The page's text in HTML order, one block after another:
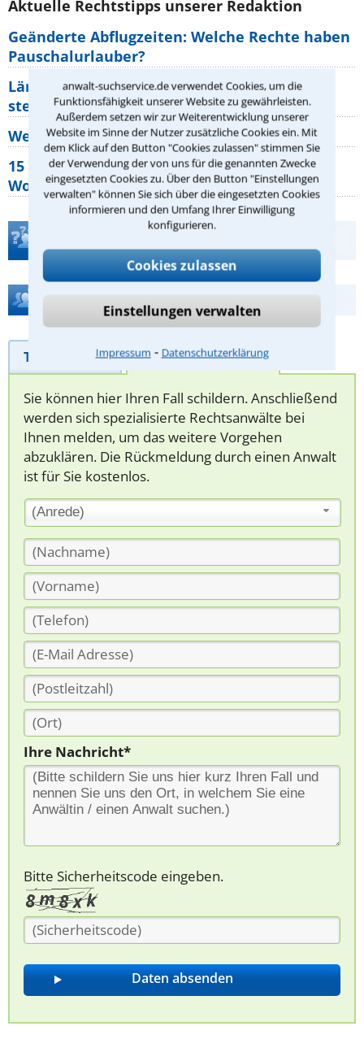
anwalt-suchservice.de verwendet Cookies, um die
Funktionsfähigkeit unserer Website zu gewährleisten.
Außerdem setzen wir zur Weiterentwicklung unserer
Website im Sinne der Nutzer zusätzliche Cookies ein. Mit
dem Klick auf den Button "Cookies zulassen" stimmen Sie
der Verwendung der von uns für die genannten Zwecke
eingesetzten Cookies zu. Über den Button "Einstellungen
verwalten" können Sie sich über die eingesetzten Cookies
informieren und den Umfang Ihrer Einwilligung
konfigurieren.
Cookies zulassen
Einstellungen verwalten
Impressum ⁃ Datenschutzerklärung
Aktuelle Rechtstipps unserer Redaktion
Geänderte Abflugzeiten: Welche Rechte haben
Pauschalurlauber?
Lärm von den Nachbarn: Welche Rechte
stehen mir zu?
Wer muss Zweitwohnungssteuer zahlen?
15 elementare Rechte, die jeder
Wohnungseigentümer kennen sollte
Hilfe bei Ihrer Anwaltsuche?
Telefonhilfe Beratungsanfrage
Sie können hier Ihren Fall schildern. Anschließend
werden sich spezialisierte Rechtsanwälte bei
Ihnen melden, um das weitere Vorgehen
abzuklären. Die Rückmeldung durch einen Anwalt
ist für Sie kostenlos.
(Anrede)
Ihre Nachricht*
Bitte Sicherheitscode eingeben.